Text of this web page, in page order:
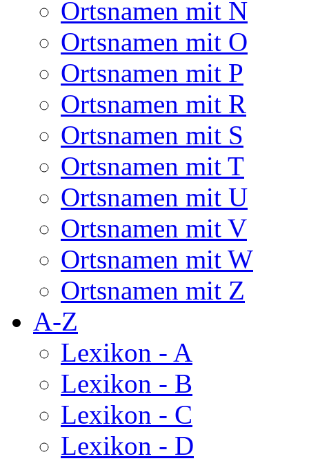
Ortsnamen mit N
Ortsnamen mit O
Ortsnamen mit P
Ortsnamen mit R
Ortsnamen mit S
Ortsnamen mit T
Ortsnamen mit U
Ortsnamen mit V
Ortsnamen mit W
Ortsnamen mit Z
A-Z
Lexikon - A
Lexikon - B
Lexikon - C
Lexikon - D